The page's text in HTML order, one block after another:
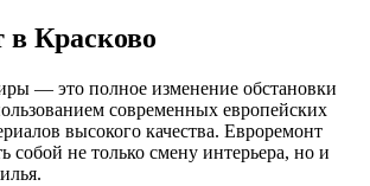
в Красково
— это полное изменение обстановки
современных европейских
высокого качества. Евроремонт
собой не только смену интерьера, но и